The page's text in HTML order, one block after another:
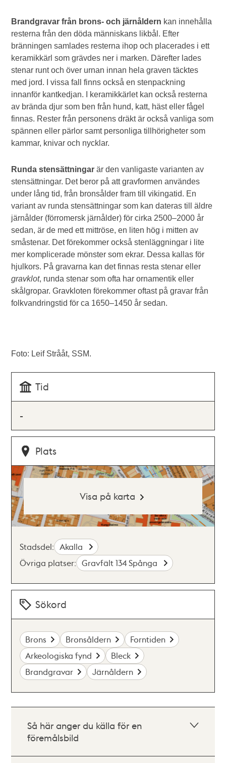
Brandgravar från brons- och järnåldern kan innehålla
resterna från den döda människans likbål. Efter
bränningen samlades resterna ihop och placerades i ett
keramikkärl som grävdes ner i marken. Därefter lades
stenar runt och över urnan innan hela graven täcktes
med jord. I vissa fall finns också en stenpackning
innanför kantkedjan. I keramikkärlet kan också resterna
av brända djur som ben från hund, katt, häst eller fågel
finnas. Rester från personens dräkt är också vanliga som
spännen eller pärlor samt personliga tillhörigheter som
kammar, knivar och nycklar.
Runda stensättningar är den vanligaste varianten av
stensättningar. Det beror på att gravformen användes
under lång tid, från bronsålder fram till vikingatid. En
variant av runda stensättningar som kan dateras till äldre
järnålder (förromersk järnålder) för cirka 2500–2000 år
sedan, är de med ett mittröse, en liten hög i mitten av
småstenar. Det förekommer också stenläggningar i lite
mer komplicerade mönster som ekrar. Dessa kallas för
hjulkors. På gravarna kan det finnas resta stenar eller
gravklot, runda stenar som ofta har ornamentik eller
skålgropar. Gravkloten förekommer oftast på gravar från
folkvandringstid för ca 1650–1450 år sedan.
Foto: Leif Strååt, SSM.
Tid
-
Plats
Visa på karta
Stadsdel: Akalla
Övriga platser: Gravfält 134 Spånga
Sökord
Brons Bronsåldern
Forntiden
Arkeologiska fynd
Bleck
Brandgravar
Järnåldern
Så här anger du källa för en
föremålsbild